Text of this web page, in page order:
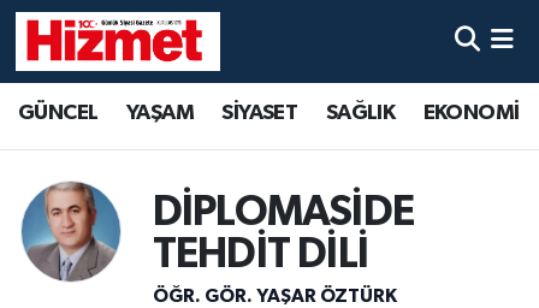
GÜNCEL YAŞAM SİYASET SAĞLIK EKONOMİ
DİPLOMASİDE
TEHDİT DİLİ
ÖĞR. GÖR. YAŞAR ÖZTÜRK
YAŞAM
SİYASET
SAĞLIK
Denizli Hava Durumu
Denizli Trafik Yoğunluk Haritası
Süper Lig Puan Durumu ve Fikstür